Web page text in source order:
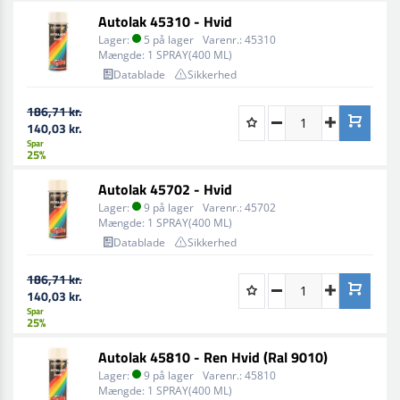
Autolak 45310 - Hvid
Lager: 5 på lager Varenr.: 45310
Mængde: 1 SPRAY(400 ML)
Datablade
Sikkerhed
186,71 kr.
140,03 kr.
Spar
25%
Autolak 45702 - Hvid
Lager: 9 på lager Varenr.: 45702
Mængde: 1 SPRAY(400 ML)
Datablade
Sikkerhed
186,71 kr.
140,03 kr.
Spar
25%
Autolak 45810 - Ren Hvid (Ral 9010)
Lager: 9 på lager Varenr.: 45810
Mængde: 1 SPRAY(400 ML)